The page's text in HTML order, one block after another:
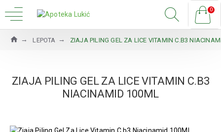
0
LEPOTA ZIAJA PILING GEL ZA LICE VITAMIN C.B3
ZIAJA PILING GEL ZA LICE VITAMIN C.B3
NIACINAMID 100ML